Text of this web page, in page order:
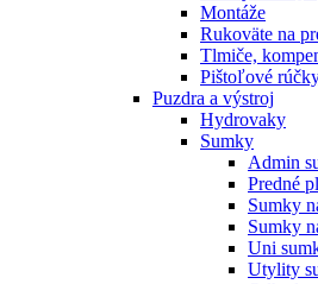
Montáže
Rukoväte na
Tlmiče,
Pištoľové
Puzdra a výstroj
Hydrovaky
Sumky
Admin
Predné
Sumky
Sumky
Uni
Utylity